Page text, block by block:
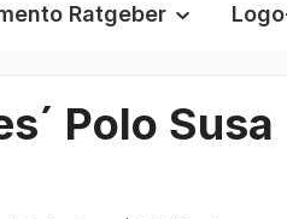
Ratgeber
Polo